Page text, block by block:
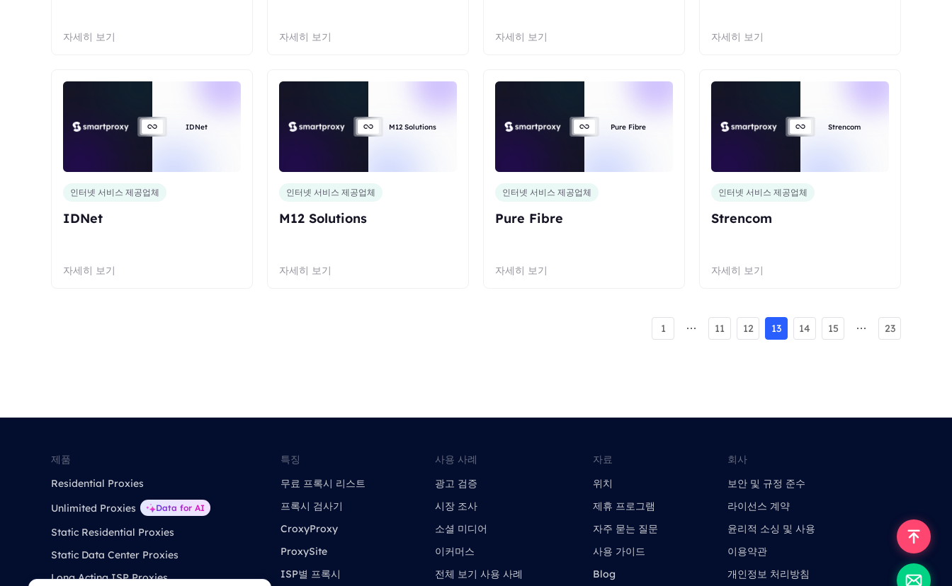
자세히 보기 자세히 보기 자세히 보기 자세히 보기
IDNet
인터넷 서비스 제공업체
IDNet
자세히 보기
M12 Solutions
인터넷 서비스 제공업체
M12 Solutions
자세히 보기
Pure Fibre
인터넷 서비스 제공업체
Pure Fibre
자세히 보기
Strencom
인터넷 서비스 제공업체
Strencom
자세히 보기
1 11 12 13 14 15 23
제품
Residential Proxies
Unlimited Proxies
Data for AI
Static Residential Proxies
Static Data Center Proxies
Long Acting ISP Proxies
특징
무료 프록시 리스트
프록시 검사기
CroxyProxy
ProxySite
ISP별 프록시
사용 사례
광고 검증
시장 조사
소셜 미디어
이커머스
전체 보기 사용 사례
자료
위치
제휴 프로그램
자주 묻는 질문
사용 가이드
Blog
회사
보안 및 규정 준수
라이선스 계약
윤리적 소싱 및 사용
이용약관
개인정보 처리방침